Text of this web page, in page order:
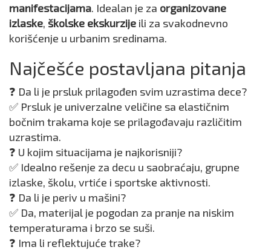
manifestacijama. Idealan je za organizovane
izlaske, školske ekskurzije ili za svakodnevno
korišćenje u urbanim sredinama.
Najčešće postavljana pitanja
❓ Da li je prsluk prilagođen svim uzrastima dece?
✅ Prsluk je univerzalne veličine sa elastičnim
bočnim trakama koje se prilagođavaju različitim
uzrastima.
❓ U kojim situacijama je najkorisniji?
✅ Idealno rešenje za decu u saobraćaju, grupne
izlaske, školu, vrtiće i sportske aktivnosti.
❓ Da li je periv u mašini?
✅ Da, materijal je pogodan za pranje na niskim
temperaturama i brzo se suši.
❓ Ima li reflektujuće trake?